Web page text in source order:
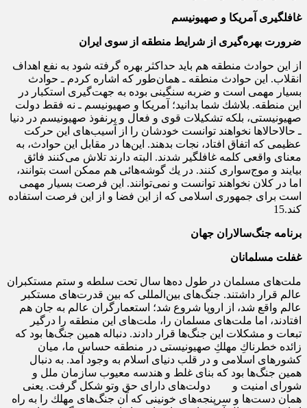
غافلگیری آمریکا و صهیونیسم
ضرورت بهره‌گیری از شرایط منطقه از سوی ایران
از این حوادث منطقه هم باید حداكثر بهره گرفته شود به نفع اهداف
انقلاب. این حوادث منطقه ـ همان‌طور كه اشاره كردم ـ حوادث
بسیار مهمى است و ضربه‌‌ سنگینى بوده به جهت‌گیرى استكبار در
این منطقه. بلاشك شما بدانید؛ آمریكا و صهیونیسم ـ نه فقط دولت
صهیونیستى، بلكه تشكیلات قوى و فعال و پرنفوذ صهیونیسم در دنیا
ـ حالاحالاها نخواهند توانست خودشان را از آسیب‌هاى این حركت
عظیمى كه اتفاق افتاد، نجات بدهند. این‌ها در مقابل این حوادث، به
معناى واقعى كلمه غافلگیر شدند. البته دارند تلاش می‌كنند فائق
بیایند و موج‌‌سوارى كنند. در یك گوشه‌‌هائى هم ممكن است بتوانند،
اما در كلان نخواهند توانست و نمی‌توانند. این فرصت بسیار مهمى
است براى جمهورى اسلامى كه از این فضا و از این فرصت استفاده
كند.15
برنامه جنگ‌سالاران جهان
غفلت مسلمانان
ملت‌هاى مسلمان در طول ده‌ها سال تحت سلطه و ستم مستكبران
عالم قرار داشتند. جنگ‌هاى بین‌المللى كه بین قدرت‌هاى مستكبر
عالم واقع شد، از اروپا شروع شد؛ استعمارگران عالم به جان هم
افتادند، اما ملت‌هاى مسلمان را، ملت‌هاى این منطقه را درگیر
تبعات و مشكلات این جنگ‌ها قرار دادند. دنباله‌ همین جنگ‌ها بود كه
زائده‌ خطرناكِ مهلكِ صهیونیستى در منطقه‌ حساس ما، میان
كشورهاى اسلامى و در قلب دنیاى اسلام به وجود آمد. به دنبال
همین جنگ‌ها بود كه بناى غلط و هندسه‌ معیوب سازمان ملل و
شوراى امنیت و دولت‌هاى داراى حق وتو شكل گرفت. یعنى
همان دست‌ها و سرپنجه‌هاى خونینى كه آن جنگ‌هاى مهلك را به راه